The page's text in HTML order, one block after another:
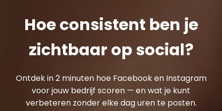
Hoe consistent ben je
zichtbaar op social?
Ontdek in 2 minuten hoe Facebook en Instagram
voor jouw bedrijf scoren — en wat je kunt
verbeteren zonder elke dag uren te posten.